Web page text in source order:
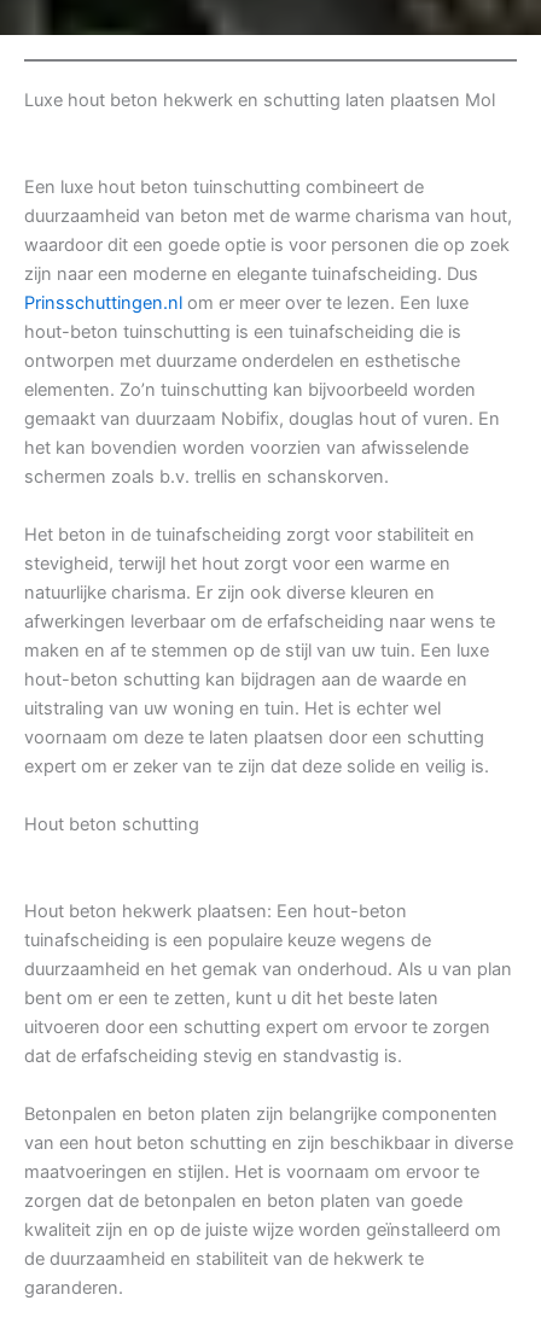
Luxe hout beton hekwerk en schutting laten plaatsen Mol
Een luxe hout beton tuinschutting combineert de
duurzaamheid van beton met de warme charisma van hout,
waardoor dit een goede optie is voor personen die op zoek
zijn naar een moderne en elegante tuinafscheiding. Dus
Prinsschuttingen.nl om er meer over te lezen. Een luxe
hout-beton tuinschutting is een tuinafscheiding die is
ontworpen met duurzame onderdelen en esthetische
elementen. Zo’n tuinschutting kan bijvoorbeeld worden
gemaakt van duurzaam Nobifix, douglas hout of vuren. En
het kan bovendien worden voorzien van afwisselende
schermen zoals b.v. trellis en schanskorven.
Het beton in de tuinafscheiding zorgt voor stabiliteit en
stevigheid, terwijl het hout zorgt voor een warme en
natuurlijke charisma. Er zijn ook diverse kleuren en
afwerkingen leverbaar om de erfafscheiding naar wens te
maken en af te stemmen op de stijl van uw tuin. Een luxe
hout-beton schutting kan bijdragen aan de waarde en
uitstraling van uw woning en tuin. Het is echter wel
voornaam om deze te laten plaatsen door een schutting
expert om er zeker van te zijn dat deze solide en veilig is.
Hout beton schutting
Hout beton hekwerk plaatsen: Een hout-beton
tuinafscheiding is een populaire keuze wegens de
duurzaamheid en het gemak van onderhoud. Als u van plan
bent om er een te zetten, kunt u dit het beste laten
uitvoeren door een schutting expert om ervoor te zorgen
dat de erfafscheiding stevig en standvastig is.
Betonpalen en beton platen zijn belangrijke componenten
van een hout beton schutting en zijn beschikbaar in diverse
maatvoeringen en stijlen. Het is voornaam om ervoor te
zorgen dat de betonpalen en beton platen van goede
kwaliteit zijn en op de juiste wijze worden geïnstalleerd om
de duurzaamheid en stabiliteit van de hekwerk te
garanderen.